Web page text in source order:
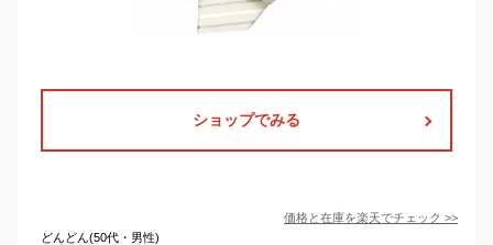
ショップでみる
価格と在庫を楽天でチェック >>
どんどん(50代・男性)